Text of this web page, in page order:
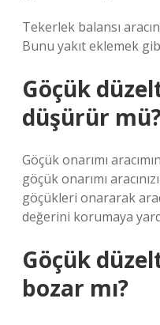
Tekerlek balansı
Bunu yakıt eklemek
Göçük
düşürür
Göçük onarımı
göçük onarımı
göçükleri onararak
değerini korumaya
Göçük
bozar mı?